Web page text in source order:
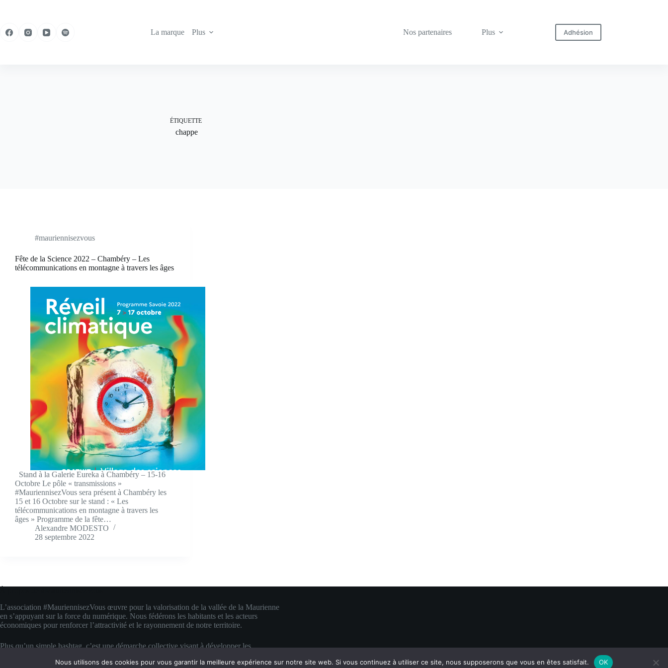
La marque
Plus Nos partenaires Plus Adhésion
ÉTIQUETTE
chappe
#mauriennisezvous
Fête de la Science 2022 – Chambéry – Les
télécommunications en montagne à travers les âges
Stand à la Galerie Eureka à Chambéry – 15-16
Octobre Le pôle « transmissions »
#MauriennisezVous sera présent à Chambéry les
15 et 16 Octobre sur le stand : « Les
télécommunications en montagne à travers les
âges » Programme de la fête…
Alexandre MODESTO
28 septembre 2022
L’association #MauriennisezVous œuvre pour la valorisation de la vallée de la Maurienne
en s’appuyant sur la force du numérique. Nous fédérons les habitants et les acteurs
économiques pour renforcer l’attractivité et le rayonnement de notre territoire.
Plus qu’un simple hashtag, c’est une démarche collective visant à développer les
concrète pour faire rayonner la Maurienne bien au-delà de ses montagnes.
Nous utilisons des cookies pour vous garantir la meilleure expérience sur notre site web. Si vous continuez à utiliser ce site, nous supposerons que vous en êtes satisfait. OK